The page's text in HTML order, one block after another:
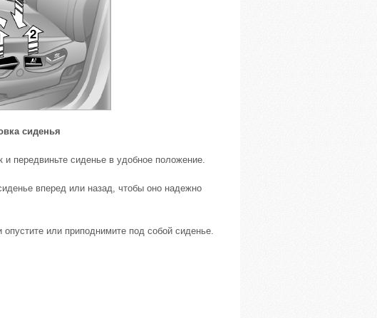
сиденья
передвиньте сиденье в удобное положение.
вперед или назад, чтобы оно надежно
или приподнимите под собой сиденье.